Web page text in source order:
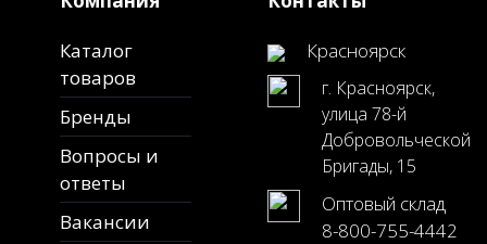
Каталог
товаров
Бренды
Вопросы и
ответы
Вакансии
Красноярск
г. Красноярск,
улица 78-й
Добровольческой
Бригады, 15
Оптовый склад
8-800-755-4442